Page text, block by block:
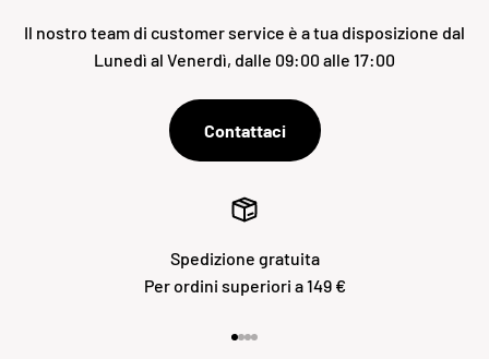
Il nostro team di customer service è a tua disposizione dal
Lunedì al Venerdì, dalle 09:00 alle 17:00
Contattaci
Spedizione gratuita
Per ordini superiori a 149 €